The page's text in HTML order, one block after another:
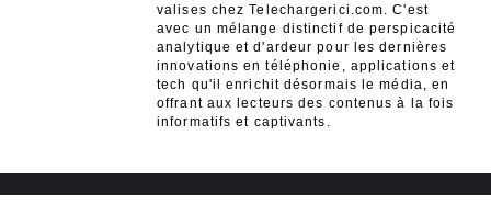
valises chez Telechargerici.com. C'est
avec un mélange distinctif de perspicacité
analytique et d'ardeur pour les dernières
innovations en téléphonie, applications et
tech qu'il enrichit désormais le média, en
offrant aux lecteurs des contenus à la fois
informatifs et captivants.